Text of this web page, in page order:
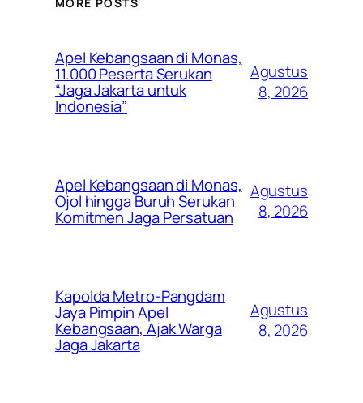
Apel Kebangsaan di Monas,
11.000 Peserta Serukan
“Jaga Jakarta untuk
Indonesia”
Agustus
8, 2026
Apel Kebangsaan di Monas,
Ojol hingga Buruh Serukan
Komitmen Jaga Persatuan
Agustus
8, 2026
Kapolda Metro-Pangdam
Jaya Pimpin Apel
Kebangsaan, Ajak Warga
Jaga Jakarta
Agustus
8, 2026